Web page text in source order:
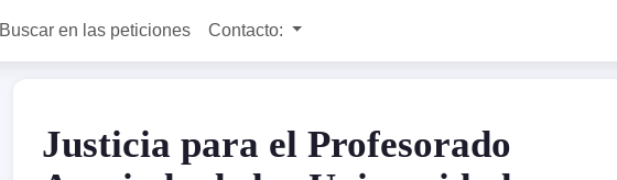
Buscar en las peticiones Contacto:
Justicia para el Profesorado